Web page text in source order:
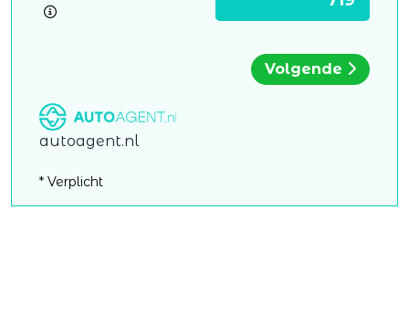
autoagent.nl
Volgende
* Verplicht